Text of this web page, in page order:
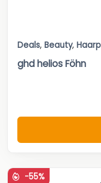
Deals, Beauty,
ghd helios Föhn
-55%